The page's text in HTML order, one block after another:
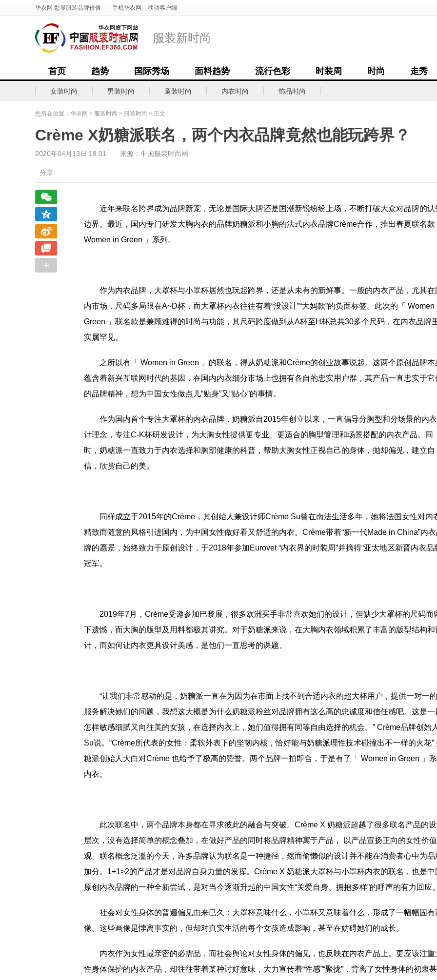
华衣网 彰显服装品牌价值 手机华衣网 移动客户端
服装新时尚
首页 趋势 国际秀场 面料趋势 流行色彩 时装周 时尚 走秀
女装时尚 男装时尚 童装时尚 内衣时尚 饰品时尚
您所在位置： 华衣网 > 服装时尚 > 服装时尚 > 正文
Crème X奶糖派联名，两个内衣品牌竟然也能玩跨界？
2020年04月13日 18:01 来源：中国服装时尚网
分享
近年来联名跨界成为品牌新宠，无论是国际大牌还是国潮新锐纷纷上场，不断打破大众对品牌的认
边界。最近，国内专门研发大胸内衣的品牌奶糖派和小胸的法式内衣品牌Crème合作，推出春夏联名款
Women in Green 」系列。
作为内衣品牌，大罩杯与小罩杯居然也玩起跨界，还是从未有的新鲜事。一般的内衣产品，尤其在
内市场，尺码多局限在A~D杯，而大罩杯内衣往往有着“没设计”“大妈款”的负面标签。此次的「 Women
Green 」联名款是兼顾难得的时尚与功能，其尺码跨度做到从A杯至H杯总共30多个尺码，在内衣品牌
实属罕见。
之所以有「 Women in Green 」的联名，得从奶糖派和Crème的创业故事说起。这两个原创品牌本
蕴含着新兴互联网时代的基因，在国内内衣细分市场上也拥有各自的忠实用户群，其产品一直忠实于它
的品牌精神，想为中国女性做点儿“贴身”又“贴心”的事情。
作为国内首个专注大罩杯的内衣品牌，奶糖派自2015年创立以来，一直倡导分胸型和分场景的内
计理念，专注C-K杯研发设计，为大胸女性提供更专业、更适合的胸型管理和场景搭配的内衣产品。同
时，奶糖派一直致力于内衣选择和胸部健康的科普，帮助大胸女性正视自己的身体，抛却偏见，建立自
信，欣赏自己的美。
同样成立于2015年的Crème，其创始人兼设计师Crème Su曾在南法生活多年，她将法国女性对内
精致而随意的风格引进国内，为中国女性做好看又舒适的内衣。Crème带着“新一代Made in China”内衣
牌的愿景，始终致力于原创设计，于2018年参加Eurovet “内衣界的时装周”并摘得“亚太地区新晋内衣品
冠军。
2019年7月，Crème受邀参加巴黎展，很多欧洲买手非常喜欢她们的设计，但缺少大罩杯的尺码而
下遗憾，而大胸的版型及用料都极其讲究。对于奶糖派来说，在大胸内衣领域积累了丰富的版型结构和
计，而如何让内衣更具设计美感，是他们一直思考的课题。
“让我们非常感动的是，奶糖派一直在为因为在市面上找不到合适内衣的超大杯用户，提供一对一的
服务解决她们的问题，我想这大概是为什么奶糖派粉丝对品牌拥有这么高的忠诚度和信任感吧。这是一
怎样敏感细腻又向往美的女孩，在选择内衣上，她们值得拥有同等自由选择的机会。” Crème品牌创始人
Su说。“Crème所代表的女性：柔软外表下的坚韧内核，恰好能与奶糖派理性技术碰撞出不一样的火花”
糖派创始人大白对Crème 也给予了极高的赞誉。两个品牌一拍即合，于是有了「 Women in Green 」系
内衣。
此次联名中，两个品牌本身都在寻求彼此的融合与突破。Crème X 奶糖派超越了很多联名产品的
层次，没有选择简单的概念叠加，在做好产品的同时将品牌精神寓于产品， 以产品宣扬正向的女性价值
观。联名概念泛滥的今天，许多品牌认为联名是一种捷径，然而偷懒似的设计并不能在消费者心中为品
加分。1+1>2的产品才是对品牌自身力量的发挥。Crème X 奶糖派大罩杯与小罩杯内衣的联名，也是中
原创内衣品牌的一种全新尝试，是对当今逐渐升起的中国女性“关爱自身、拥抱多样”的呼声的有力回应。
社会对女性身体的普遍偏见由来已久：大罩杯意味什么，小罩杯又意味着什么，形成了一幅幅固有
像。这些画像是悖离事实的，但却对真实生活的每个女孩造成影响，甚至在妨碍她们的成长。
内衣作为女性最亲密的必需品，而社会舆论对女性身体的偏见，也反映在内衣产品上。更应该注重
性身体保护的内衣产品，却往往带着某种讨好意味，大力宣传着“性感”“聚拢”，背离了女性身体的初衷
2023盛泽时尚周开幕式 《南海有花》上久
楷·边惠中2023高级成衣发布会华丽绽放